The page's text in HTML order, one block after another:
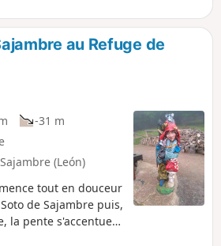
nique, vous
dans l'herbeau Refuge de
-31 m
(León)
tout en douceur
de Sajambre puis,
la pente s'accentue